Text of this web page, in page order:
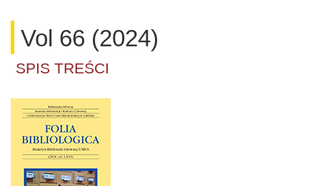
Vol 66 (2024)
SPIS TREŚCI